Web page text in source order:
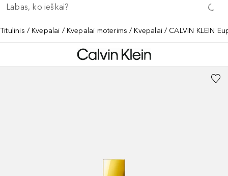
Titulinis Kvepalai Kvepalai moterims Kvepalai CALVIN KLEIN